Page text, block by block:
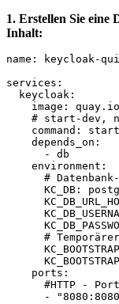
1. Erstellen Sie eine
Inhalt:
name: keycloak-
services:
  keycloak:
image:
# start-dev,
command:
    depends_on:
      - db
    environment:
#
KC_DB:
#
    ports:
#HTTP -
-